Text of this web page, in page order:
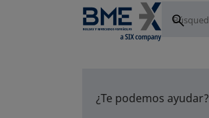
¿Te podemos ayudar?